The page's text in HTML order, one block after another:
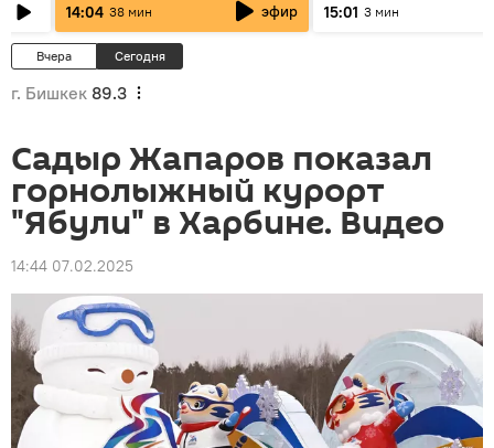
14:04 38 мин эфир 15:01 3 мин
Вчера Сегодня
г. Бишкек 89.3
Садыр Жапаров показал
горнолыжный курорт
"Ябули" в Харбине. Видео
14:44 07.02.2025